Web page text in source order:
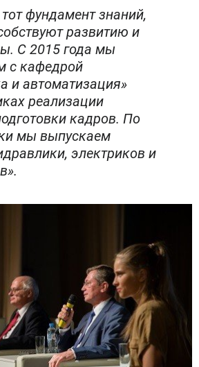
фундамент знаний,
развитию и
С 2015 года мы
с кафедрой
и автоматизация»
реализации
кадров. По
мы выпускаем
электриков и